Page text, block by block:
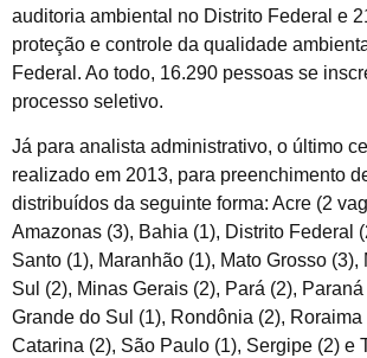
auditoria ambiental no Distrito Federal e
proteção e controle da qualidade
Federal. Ao todo, 16.290 pessoas se
processo seletivo.
Já para analista administrativo, o último
realizado em 2013, para preenchimento
distribuídos da seguinte forma: Acre (2
Amazonas (3), Bahia (1), Distrito Federal
Santo (1), Maranhão (1), Mato Grosso (3),
Sul (2), Minas Gerais (2), Pará (2),
Grande do Sul (1), Rondônia (2), Roraima
Catarina (2), São Paulo (1), Sergipe (2) e